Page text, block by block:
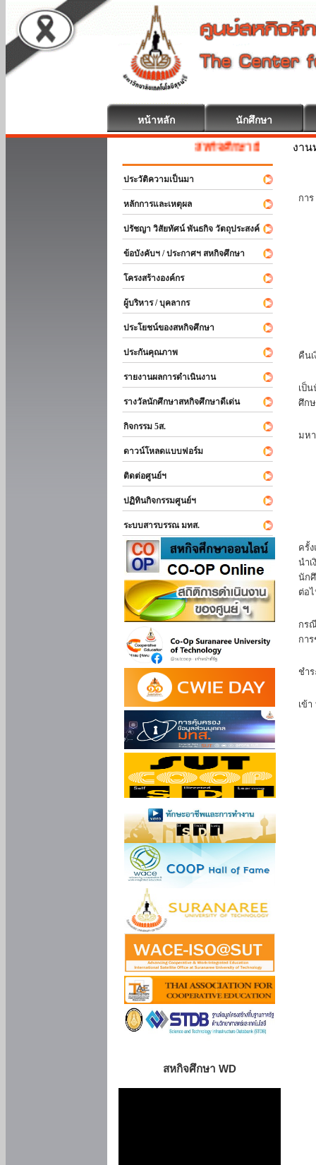
หน้าหลัก นักศึกษา
สหกิจศึกษา ยินดีต้อนรับ
ประวัติความเป็นมา
หลักการและเหตุผล
ปรัชญา วิสัยทัศน์ พันธกิจ วัตถุประสงค์
ข้อบังคับฯ / ประกาศฯ สหกิจศึกษา
โครงสร้างองค์กร
ผู้บริหาร / บุคลากร
ประโยชน์ของสหกิจศึกษา
ประกันคุณภาพ
รายงานผลการดำเนินงาน
รางวัลนักศึกษาสหกิจศึกษาดีเด่น
กิจกรรม 5ส.
ดาวน์โหลดแบบฟอร์ม
ติดต่อศูนย์ฯ
ปฏิทินกิจกรรมศูนย์ฯ
ระบบสารบรรณ มทส.
สหกิจศึกษา WD
งา
กา
คืน
เป็
ศึก
มห
ครั้
นำ
นัก
ต่อ
กร
กา
ชำ
เข้